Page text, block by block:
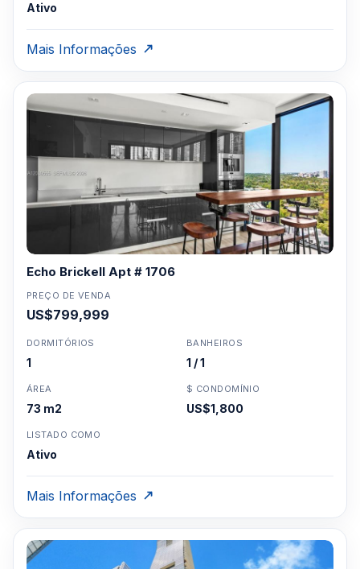
Ativo
Mais Informações
Echo Brickell Apt # 1706
PREÇO DE VENDA
US$799,999
DORMITÓRIOS
1
BANHEIROS
1 / 1
ÁREA
73 m2
$ CONDOMÍNIO
US$1,800
LISTADO COMO
Ativo
Mais Informações